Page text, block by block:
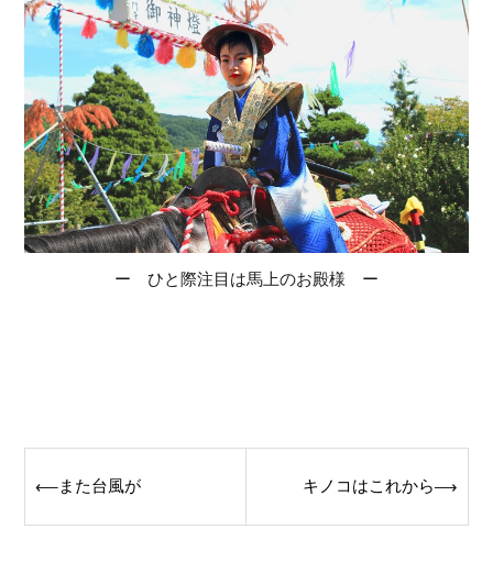
ー ひと際注目は馬上のお殿様 ー
navigation
⟵また台風が キノコはこれから⟶